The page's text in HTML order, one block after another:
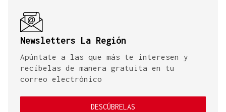
Newsletters La Región
Apúntate a las que más te interesen y
recíbelas de manera gratuita en tu
correo electrónico
DESCÚBRELAS